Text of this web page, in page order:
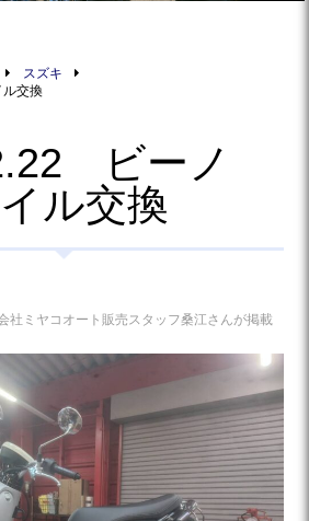
スズキ
交換
ビーノ
ル交換
社ミヤコオート販売スタッフ桑江さんが掲載